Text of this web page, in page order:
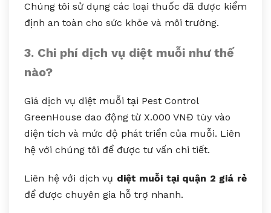
Chúng tôi sử dụng các loại thuốc đã được kiểm
định an toàn cho sức khỏe và môi trường.
3. Chi phí dịch vụ diệt muỗi như thế
nào?
Giá dịch vụ diệt muỗi tại Pest Control
GreenHouse dao động từ X.000 VNĐ tùy vào
diện tích và mức độ phát triển của muỗi. Liên
hệ với chúng tôi để được tư vấn chi tiết.
Liên hệ với dịch vụ diệt muỗi tại quận 2 giá rẻ
để được chuyên gia hỗ trợ nhanh.